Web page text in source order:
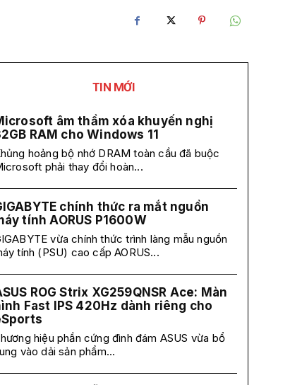
TIN MỚI
âm thầm xóa khuyến nghị
RAM cho Windows 11
hoảng bộ nhớ DRAM toàn cầu đã buộc
phải thay đổi hoàn...
chính thức ra mắt nguồn
tính AORUS P1600W
vừa chính thức trình làng mẫu nguồn
tính (PSU) cao cấp AORUS...
ROG Strix XG259QNSR Ace: Màn
Fast IPS 420Hz dành riêng cho
hiệu phần cứng đình đám ASUS vừa bổ
vào dải sản phẩm...